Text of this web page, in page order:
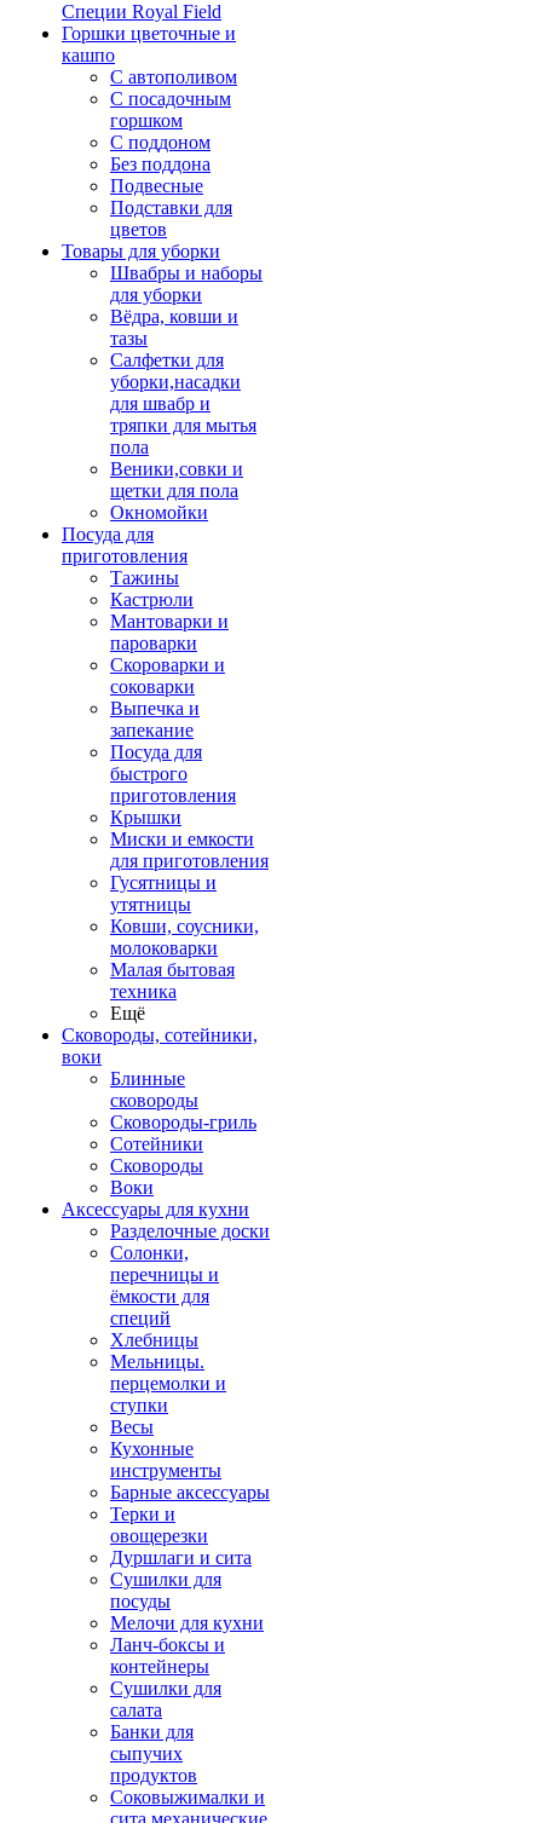
Специи Royal Field
Горшки цветочные и
кашпо
С автополивом
С посадочным
горшком
С поддоном
Без поддона
Подвесные
Подставки для
цветов
Товары для уборки
Швабры и наборы
для уборки
Вёдра, ковши и
тазы
Салфетки для
уборки,насадки
для швабр и
тряпки для мытья
пола
Веники,совки и
щетки для пола
Окномойки
Посуда для
приготовления
Тажины
Кастрюли
Мантоварки и
пароварки
Скороварки и
соковарки
Выпечка и
запекание
Посуда для
быстрого
приготовления
Крышки
Миски и емкости
для приготовления
Гусятницы и
утятницы
Ковши, соусники,
молоковарки
Малая бытовая
техника
Ещё
Сковороды, сотейники,
воки
Блинные
сковороды
Сковороды-гриль
Сотейники
Сковороды
Воки
Аксессуары для кухни
Разделочные доски
Солонки,
перечницы и
ёмкости для
специй
Хлебницы
Мельницы.
перцемолки и
ступки
Весы
Кухонные
инструменты
Барные аксессуары
Терки и
овощерезки
Дуршлаги и сита
Сушилки для
посуды
Мелочи для кухни
Ланч-боксы и
контейнеры
Сушилки для
салата
Банки для
сыпучих
продуктов
Соковыжималки и
сита механические